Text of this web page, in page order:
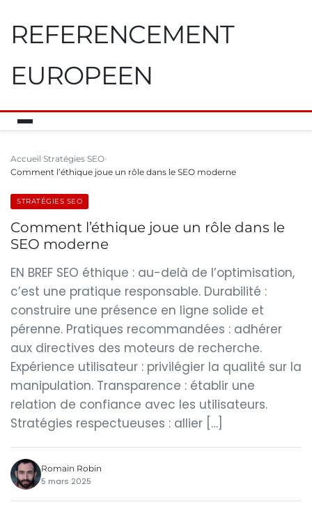
REFERENCEMENT
EUROPEEN
Accueil Stratégies SEO
Comment l’éthique joue un rôle dans le SEO moderne
STRATÉGIES SEO
Comment l’éthique joue un rôle dans le
SEO moderne
EN BREF SEO éthique : au-delà de l’optimisation,
c’est une pratique responsable. Durabilité :
construire une présence en ligne solide et
pérenne. Pratiques recommandées : adhérer
aux directives des moteurs de recherche.
Expérience utilisateur : privilégier la qualité sur la
manipulation. Transparence : établir une
relation de confiance avec les utilisateurs.
Stratégies respectueuses : allier […]
Romain Robin
5 mars 2025